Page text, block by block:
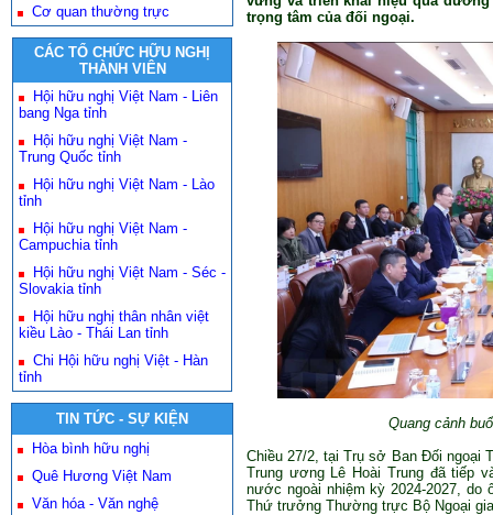
Cơ quan thường trực
CÁC TỔ CHỨC HỮU NGHỊ
THÀNH VIÊN
Hội hữu nghị Việt Nam - Liên
bang Nga tỉnh
Hội hữu nghị Việt Nam -
Trung Quốc tỉnh
Hội hữu nghị Việt Nam - Lào
tỉnh
Hội hữu nghị Việt Nam -
Campuchia tỉnh
Hội hữu nghị Việt Nam - Séc -
Slovakia tỉnh
Hội hữu nghị thân nhân việt
kiều Lào - Thái Lan tỉnh
Chi Hội hữu nghị Việt - Hàn
tỉnh
TIN TỨC - SỰ KIỆN
Hòa bình hữu nghị
Quê Hương Việt Nam
Văn hóa - Văn nghệ
trọng tâm của đối ngoại.
Quang cảnh
Chiều 27/2, tại Trụ sở Ban Đối ngoại
Trung ương Lê Hoài Trung đã tiếp
nước ngoài nhiệm kỳ 2024-2027, do
Thứ trưởng Thường trực Bộ Ngoại